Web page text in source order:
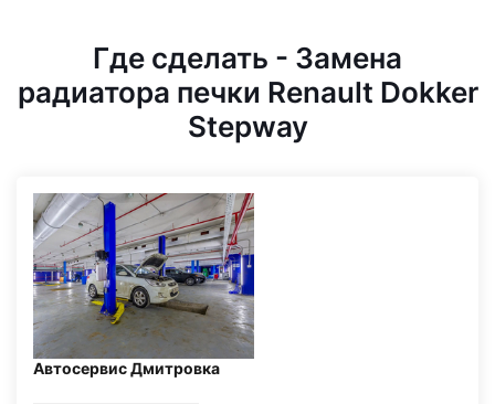
Где сделать - Замена
радиатора печки Renault Dokker
Stepway
Автосервис Дмитровка